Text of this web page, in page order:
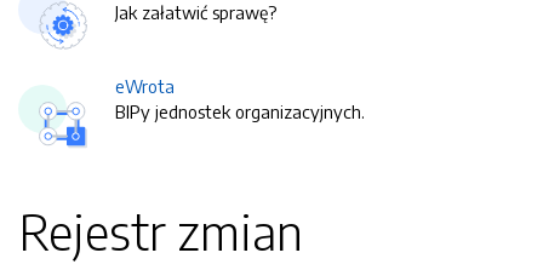
Jak załatwić sprawę?
eWrota
BIPy jednostek organizacyjnych.
Rejestr zmian